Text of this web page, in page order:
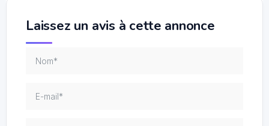
Laissez un avis à cette annonce